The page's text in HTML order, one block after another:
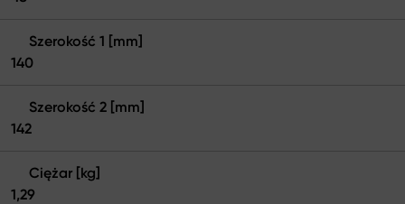
Szerokość 1 [mm]
140
Szerokość 2 [mm]
142
Ciężar [kg]
1,29